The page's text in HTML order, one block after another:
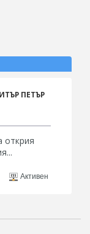
ПЕТЪР
открия
Активен